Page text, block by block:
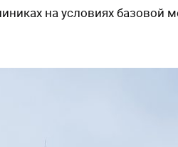
на условиях базовой